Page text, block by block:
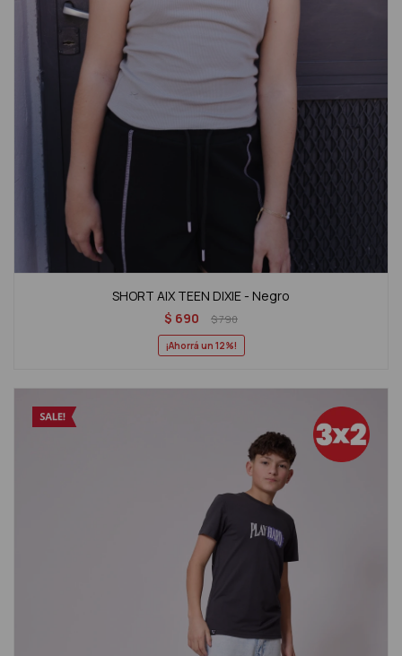
SHORT AIX TEEN DIXIE - Negro
$ 690 $790
12